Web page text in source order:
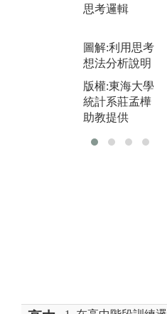
思考邏輯
圖解:利用思考
想法分析說明
版權:東海大學
統計系莊孟樺
助教提供